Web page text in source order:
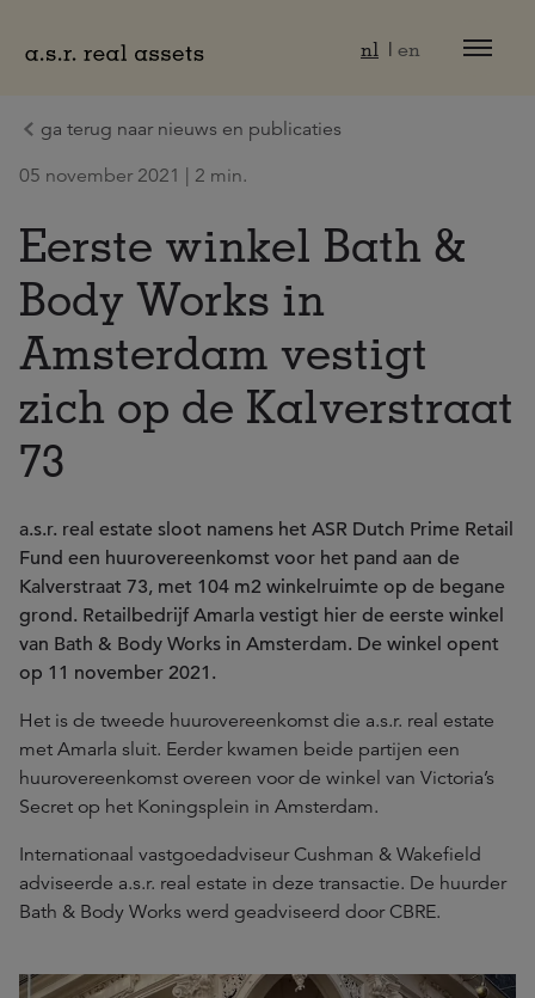
nl en
ga terug naar nieuws en publicaties
05 november 2021 | 2 min.
Eerste winkel Bath &
Body Works in
Amsterdam vestigt
zich op de Kalverstraat
73
a.s.r. real estate sloot namens het ASR Dutch Prime Retail
Fund een huurovereenkomst voor het pand aan de
Kalverstraat 73, met 104 m2 winkelruimte op de begane
grond. Retailbedrijf Amarla vestigt hier de eerste winkel
van Bath & Body Works in Amsterdam. De winkel opent
op 11 november 2021.
Het is de tweede huurovereenkomst die a.s.r. real estate
met Amarla sluit. Eerder kwamen beide partijen een
huurovereenkomst overeen voor de winkel van Victoria’s
Secret op het Koningsplein in Amsterdam.
Internationaal vastgoedadviseur Cushman & Wakefield
adviseerde a.s.r. real estate in deze transactie. De huurder
Bath & Body Works werd geadviseerd door CBRE.